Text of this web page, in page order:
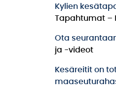
Kylien
Tapahtumat –
Ota
ja -videot
Kesäreitit on